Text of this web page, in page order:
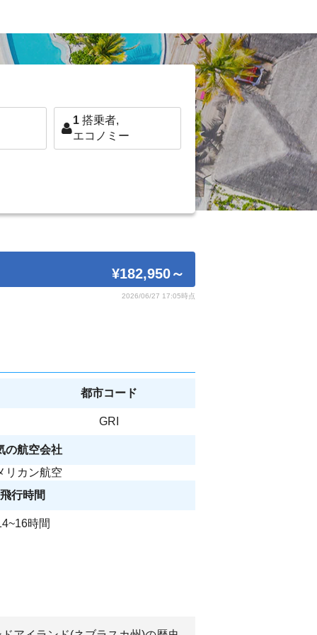
1 搭乗者,
エコノミー
¥182,950～
2026/06/27 17:05時点
都市コード
GRI
の航空会社
リカン航空
飛行時間
時間